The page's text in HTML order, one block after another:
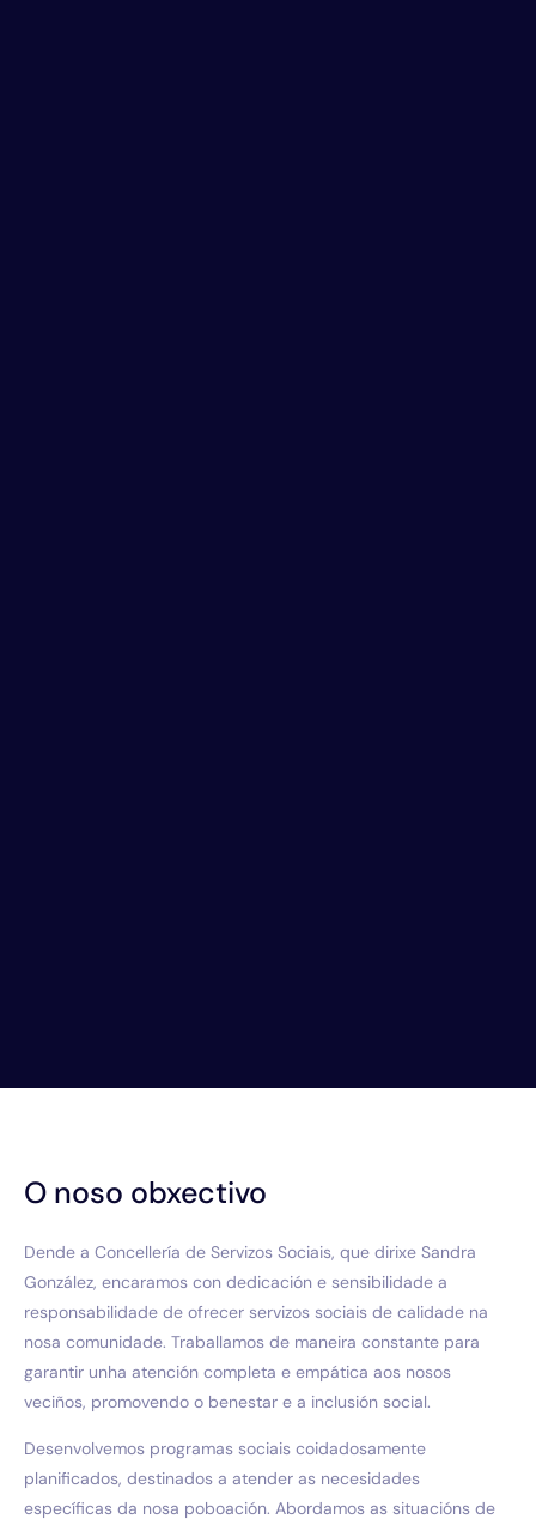
O noso obxectivo
Dende a Concellería de Servizos Sociais, que dirixe Sandra
González, encaramos con dedicación e sensibilidade a
responsabilidade de ofrecer servizos sociais de calidade na
nosa comunidade. Traballamos de maneira constante para
garantir unha atención completa e empática aos nosos
veciños, promovendo o benestar e a inclusión social.
Desenvolvemos programas sociais coidadosamente
planificados, destinados a atender as necesidades
específicas da nosa poboación. Abordamos as situacións de